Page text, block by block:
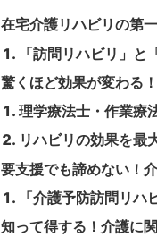
在宅介護リハビリの第
「訪問リハビリ」
驚くほど効果が変わる
理学療法士・作業療
リハビリの効果を最
要支援でも諦めない！
「介護予防訪問リハ
知って得する！介護に